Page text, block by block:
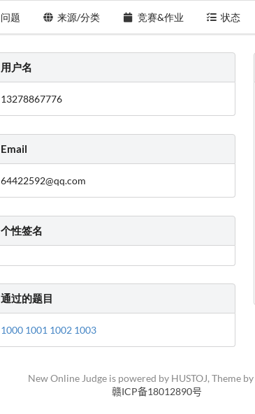
问题 来源/分类 竞赛&作业 状态
用户名
13278867776
Email
64422592@qq.com
个性签名
通过的题目
1000 1001 1002 1003
New Online Judge is powered by HUSTOJ, Theme by
赣ICP备18012890号